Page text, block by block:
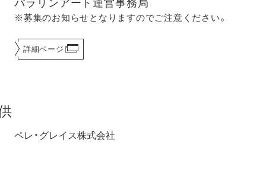
※募集のお知らせとなりますのでご注意ください。
詳細ページ
ペレ・グレイス株式会社